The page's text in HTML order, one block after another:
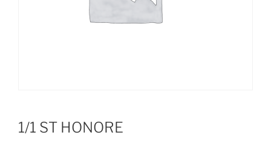
1/1 ST HONORE